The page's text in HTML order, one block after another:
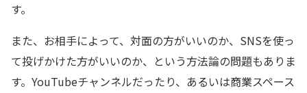
す。
また、お相手によって、対面の方がいいのか、SNSを使っ
て投げかけた方がいいのか、という方法論の問題もありま
す。YouTubeチャンネルだったり、あるいは商業スペース